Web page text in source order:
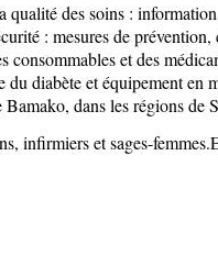
des soins :
: mesures de prévention,
et des
diabète et équipement
dans les régions de
infirmiers et sages-